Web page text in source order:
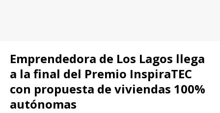
Emprendedora de Los Lagos llega
a la final del Premio InspiraTEC
con propuesta de viviendas 100%
autónomas